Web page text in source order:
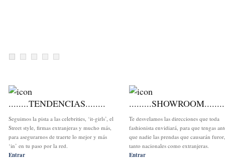
........TENDENCIAS........
Seguimos la pista a las celebrities, ‘it-girls’, el
Street style, firmas extranjeras y mucho más,
para asegurarnos de traerte lo mejor y más
‘in’ en tu paso por la red.
Entrar
Te desvelamos las direcciones que toda
fashionista envidiará, para que tengas
que nadie las prendas que causarán furor,
tanto nacionales como extranjeras.
Entrar